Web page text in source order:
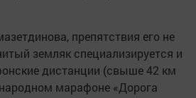
препятствия его не
земляк специализируется и
дистанции (свыше 42 км
марафоне «Дорога